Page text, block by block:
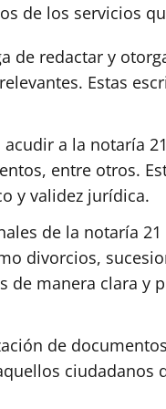
de los servicios
de redactar y
Estas
a la notaría
entre otros.
y validez jurídica.
de la notaría
divorcios,
manera clara y
de
ciudadanos